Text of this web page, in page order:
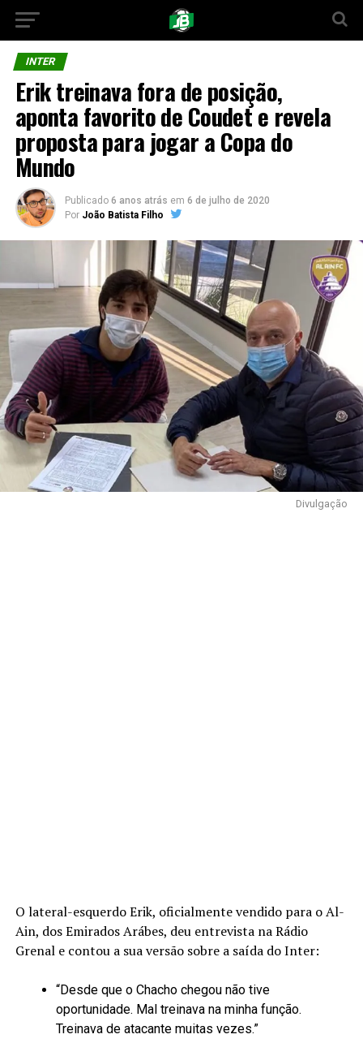
INTER
Erik treinava fora de posição,
aponta favorito de Coudet e revela
proposta para jogar a Copa do
Mundo
Publicado 6 anos atrás em 6 de julho de 2020
Por João Batista Filho
Divulgação
O lateral-esquerdo Erik, oficialmente vendido para o Al-
Ain, dos Emirados Arábes, deu entrevista na Rádio
Grenal e contou a sua versão sobre a saída do Inter:
“Desde que o Chacho chegou não tive
oportunidade. Mal treinava na minha função.
Treinava de atacante muitas vezes.”